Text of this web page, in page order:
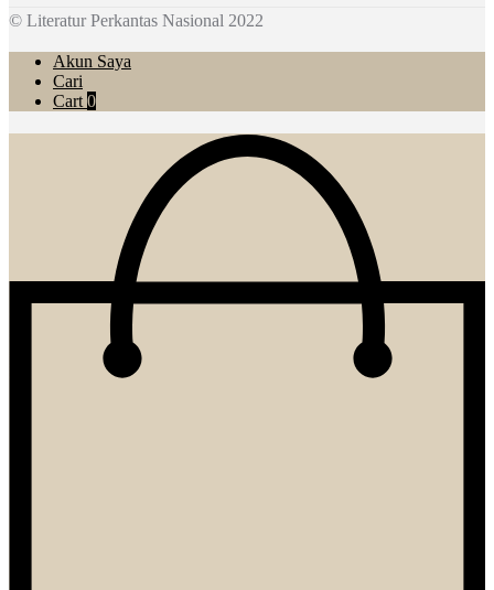
© Literatur Perkantas Nasional 2022
Akun Saya
Cari
Cart 0